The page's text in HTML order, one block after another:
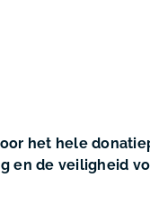
het hele
en de veiligheid